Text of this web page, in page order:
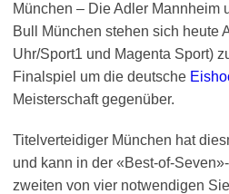
München – Die Adler Mannheim
Bull München stehen sich heute
Uhr/Sport1 und Magenta Sport)
Finalspiel um die deutsche
Meisterschaft gegenüber.
Titelverteidiger München hat
und kann in der «Best-of-
zweiten von vier notwendigen